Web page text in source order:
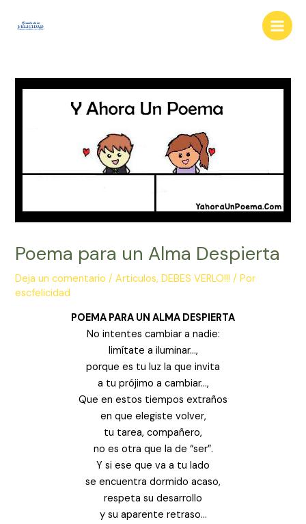
Main
Poema para un Alma Despierta
Deja un comentario /Articulos,DEBES VERLO!!! / Por
escfelicidad
POEMA PARA UN ALMA DESPIERTA
No intentes cambiar a nadie:
limítate a iluminar…,
porque es tu luz la que invita
a tu prójimo a cambiar…,
Que en estos tiempos extraños
en que elegiste volver,
tu tarea, compañero,
no es otra que la de “ser”.
Y si ese que va a tu lado
se encuentra dormido acaso,
respeta su desarrollo
y su aparente retraso…